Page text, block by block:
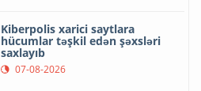
Kiberpolis xarici saytlara
hücumlar təşkil edən şəxsləri
saxlayıb
07-08-2026